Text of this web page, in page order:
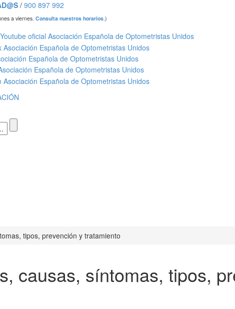
/ 900 897 992
a viernes. Consulta nuestros horarios .)
de búsqueda
tipos, prevención y tratamiento
causas, síntomas, tipos,